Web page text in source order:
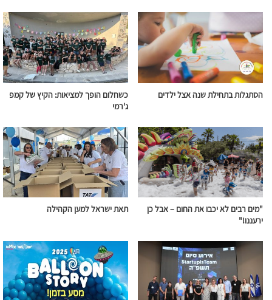
הסתגלות בתחילת שנה אצל ילדים
כשחלום הופך למציאות: הקיץ של קמפ
ג'רמי
"מים רבים לא יכבו את החום – אבל כן
ירעננו!"
תאת ישראל למען הקהילה